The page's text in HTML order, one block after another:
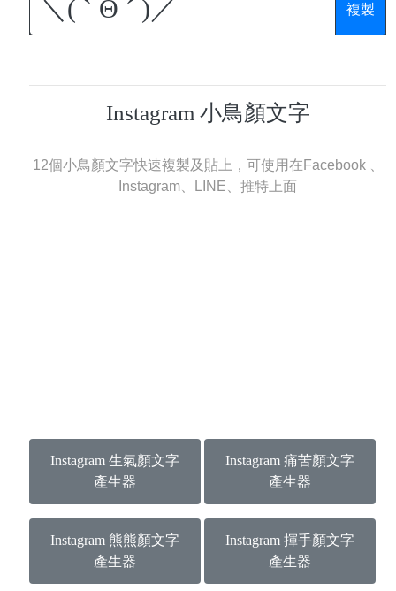
複製
Instagram 小鳥顏文字
12個小鳥顏文字快速複製及貼上，可使用在Facebook 、
Instagram、LINE、推特上面
Instagram 生氣顏文字
產生器
Instagram 痛苦顏文字
產生器
Instagram 熊熊顏文字
產生器
Instagram 揮手顏文字
產生器